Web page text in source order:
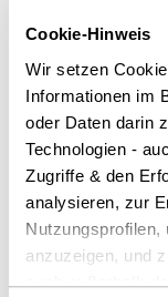
Cookie-Hinweis
Wir setzen
Informationen im
oder Daten darin
Technologien -
Zugriffe & den
analysieren, zur
Nutzungsprofilen,
anzuzeigen, und
auch außerhalb
(nochmals) als
auch eine
wäre unzulässig.
Bindung an
Hat der